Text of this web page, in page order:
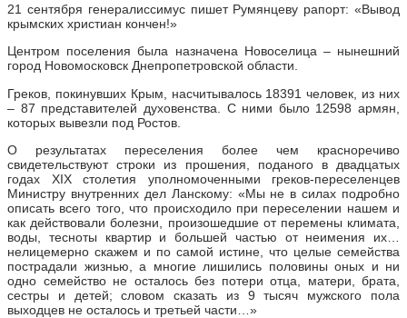
21 сентября генералиссимус пишет Румянцеву рапорт: «Вывод
крымских христиан кончен!»
Центром поселения была назначена Новоселица – нынешний
город Новомосковск Днепропетровской области.
Греков, покинувших Крым, насчитывалось 18391 человек, из них
– 87 представителей духовенства. С ними было 12598 армян,
которых вывезли под Ростов.
О результатах переселения более чем красноречиво
свидетельствуют строки из прошения, поданого в двадцатых
годах XIX столетия уполномоченными греков-переселенцев
Министру внутренних дел Ланскому: «Мы не в силах подробно
описать всего того, что происходило при переселении нашем и
как действовали болезни, произошедшие от перемены климата,
воды, тесноты квартир и большей частью от неимения их…
нелицемерно скажем и по самой истине, что целые семейства
пострадали жизнью, а многие лишились половины оных и ни
одно семейство не осталось без потери отца, матери, брата,
сестры и детей; словом сказать из 9 тысяч мужского пола
выходцев не осталось и третьей части…»